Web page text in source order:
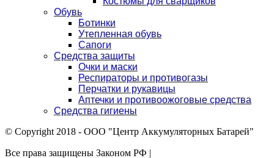
Обувь
Ботинки
Утепленная обувь
Сапоги
Средства защиты
Очки и маски
Респираторы и противогазы
Перчатки и рукавицы
Аптечки и противоожоговые средства
Средства гигиены
© Copyright 2018 - ООО "Центр Аккумуляторных Батарей"
Все права защищены Законом РФ |